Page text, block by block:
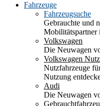
Fahrzeuge
Fahrzeugsuche
Gebrauchte und
Mobilitätspartner
Volkswagen
Die Neuwagen
Volkswagen
Nutzfahrzeuge
Nutzung
Audi
Die Neuwagen